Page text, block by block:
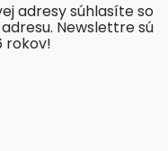
adresy súhlasíte so
Newslettre sú
rokov!